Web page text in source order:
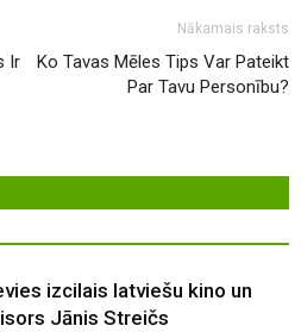
Ir
Nākamais raksts
Ko Tavas Mēles Tips Var Pateikt
Par Tavu Personību?
izcilais latviešu kino un
Jānis Streičs